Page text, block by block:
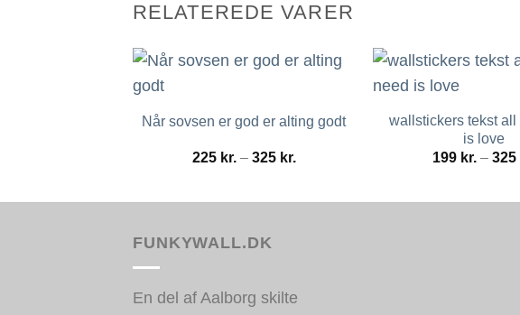
RELATEREDE VARER
Når sovsen er god er alting godt
225 kr. – 325 kr.
wallstickers tekst all
is love
199 kr. – 325
FUNKYWALL.DK
En del af Aalborg skilte